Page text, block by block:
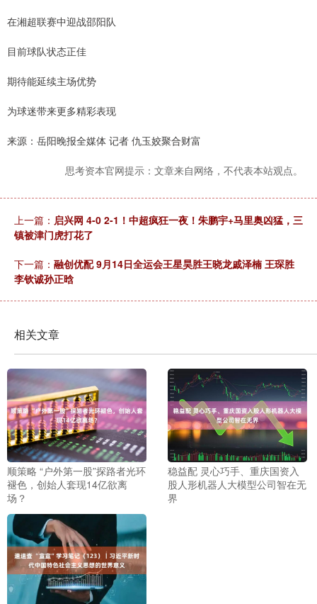
在湘超联赛中迎战邵阳队
目前球队状态正佳
期待能延续主场优势
为球迷带来更多精彩表现
来源：岳阳晚报全媒体 记者 仇玉姣聚合财富
思考资本官网提示：文章来自网络，不代表本站观点。
上一篇： 启兴网 4-0 2-1！中超疯狂一夜！朱鹏宇+马里奥凶猛，三
镇被津门虎打花了
下一篇： 融创优配 9月14日全运会王星昊胜王晓龙戚泽楠 王琛胜
李钦诚孙正晗
相关文章
顺策略 “户外第一股”探路者光环
褪色，创始人套现14亿欲离
场？
稳益配 灵心巧手、重庆国资入
股人形机器人大模型公司智在无
界